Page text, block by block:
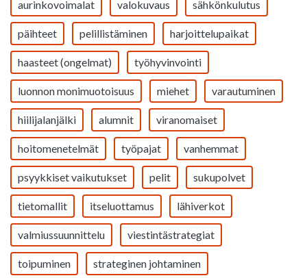
aurinkovoimalat valokuvaus sähkönkulutus
päihteet pelillistäminen harjoittelupaikat
haasteet (ongelmat) työhyvinvointi
luonnon monimuotoisuus miehet varautuminen
hiilijalanjälki alumnit viranomaiset
hoitomenetelmät työpajat vanhemmat
psyykkiset vaikutukset pelit sukupolvet
tietomallit itseluottamus lähiverkot
valmiussuunnittelu viestintästrategiat
toipuminen strateginen johtaminen